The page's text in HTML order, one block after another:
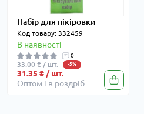
Набір для пікіровки
Код товару: 332459
В наявності
0
33.00 ₴ / шт. -5%
31.35 ₴ / шт.
Оптом і в роздріб